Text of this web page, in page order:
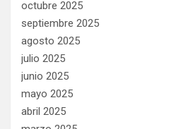
octubre 2025
septiembre 2025
agosto 2025
julio 2025
junio 2025
mayo 2025
abril 2025